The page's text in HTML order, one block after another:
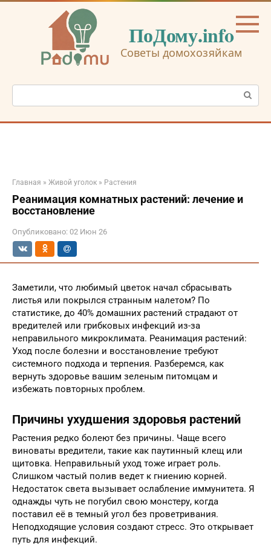
Перейти
ПоДому.info
Советы домохозяйкам
Поиск:
Главная » Живой уголок » Растения
Реанимация комнатных растений: лечение и
восстановление
Опубликовано: 02 Июн 26
Заметили, что любимый цветок начал сбрасывать
листья или покрылся странным налетом? По
статистике, до 40% домашних растений страдают от
вредителей или грибковых инфекций из-за
неправильного микроклимата. Реанимация растений:
Уход после болезни и восстановление требуют
системного подхода и терпения. Разберемся, как
вернуть здоровье вашим зеленым питомцам и
избежать повторных проблем.
Причины ухудшения здоровья растений
Растения редко болеют без причины. Чаще всего
виноваты вредители, такие как паутинный клещ или
щитовка. Неправильный уход тоже играет роль.
Слишком частый полив ведет к гниению корней.
Недостаток света вызывает ослабление иммунитета. Я
однажды чуть не погубил свою монстеру, когда
поставил её в темный угол без проветривания.
Неподходящие условия создают стресс. Это открывает
путь для инфекций.